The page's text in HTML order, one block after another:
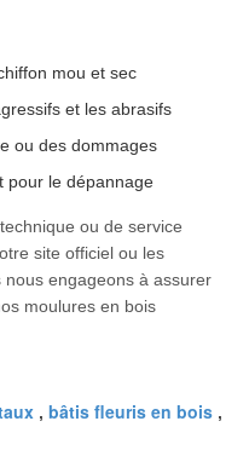
mou et sec
et les abrasifs
ou des dommages
pour le dépannage
ou de service
site officiel ou les
engageons à assurer
moulures en bois
, bâtis fleuris en bois ,